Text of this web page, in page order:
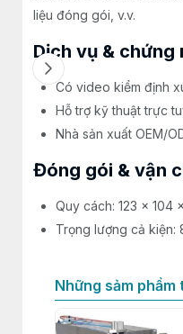
liệu đóng gói, v.v.
Dịch vụ & chứng
Có video kiểm định
Hỗ trợ kỹ thuật trực
Nhà sản xuất OEM/
Đóng gói & vận
Quy cách: 123 × 104
Trọng lượng cả kiện:
Những sảm phẩm